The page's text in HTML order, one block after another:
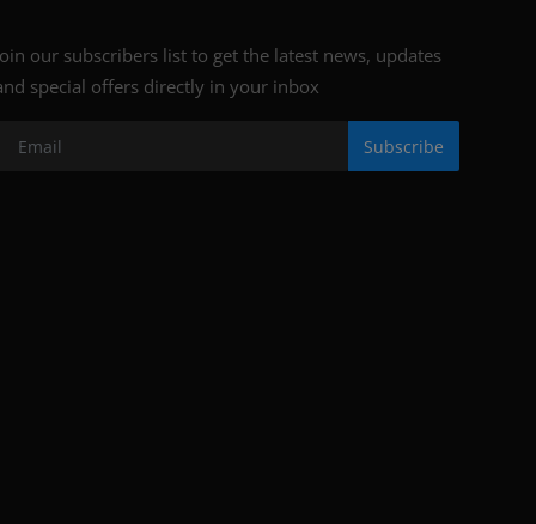
our subscribers list to get the latest news, updates
special offers directly in your inbox
Subscribe